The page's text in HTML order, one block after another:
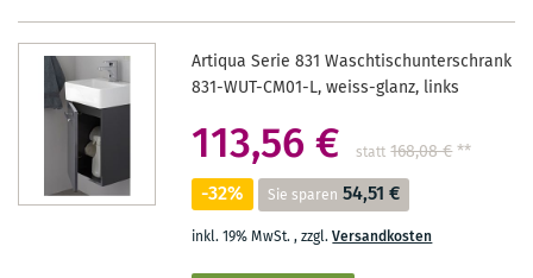
Artiqua Serie 831 Waschtischunterschrank
831-WUT-CM01-L, weiss-glanz, links
113,56 € statt 168,08 €**
-32% Sie sparen 54,51 €
inkl. 19% MwSt.,zzgl.Versandkosten